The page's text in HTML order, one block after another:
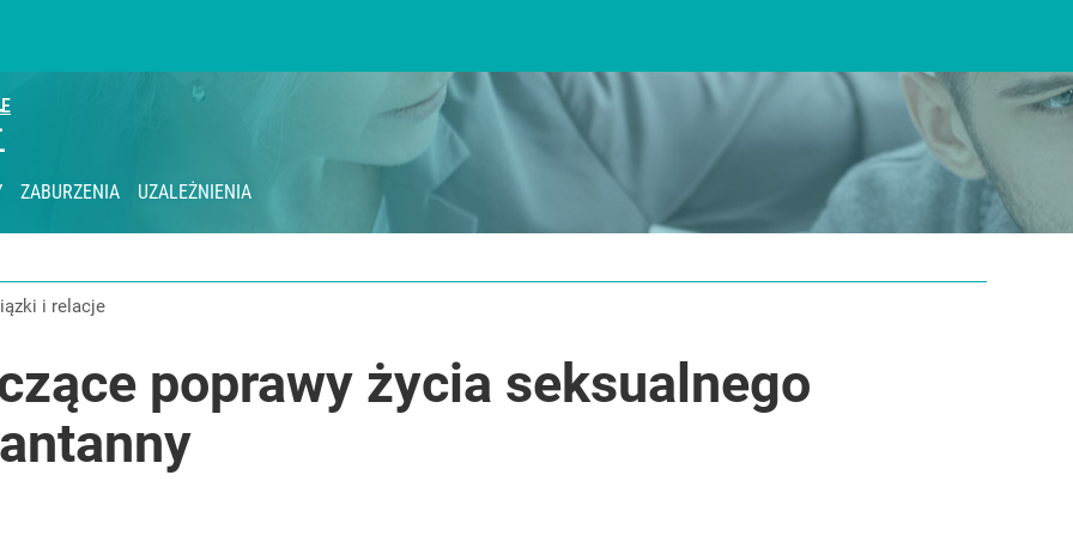
serca. Wykryto zanieczyszczenia
roku?
ZABURZENIA UZALEŻNIENIA
i relacje
poprawy życia seksualnego